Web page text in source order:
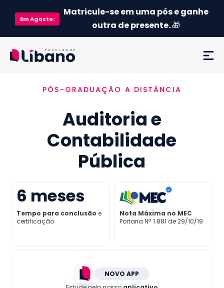
EmAgosto:
Matricule-se em uma pós e ganhe
outra de presente.🎁
Ementa
Como funciona
Credenciamento MEC
Já sou aluno
PÓS-GRADUAÇÃO A DISTÂNCIA
Auditoria e
Contabilidade
Pública
6 meses
Tempo para conclusão e
certificação
Nota Máxima no MEC
Portaria Nª 1.881 de 29/10/19
NOVO APP